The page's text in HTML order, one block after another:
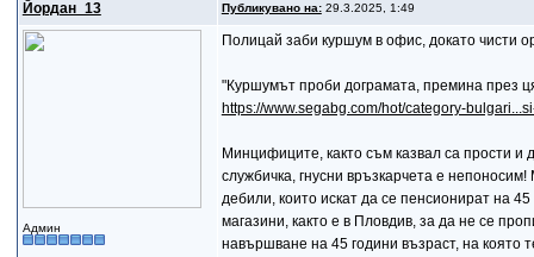
Йордан_13 Публикувано на:29.3.2025, 1:49
Админ
Полицай заби куршум в офис, докато чисти
"Куршумът проби дограмата, премина през
https://www.segabg.com/hot/category-
Минцифиците, както съм казвал са прости
службичка, гнусни връзкарчета е
дебили, които искат да се пенсионират на
магазини, както е в Пловдив, за да не се
навършване на 45 години възраст, на която